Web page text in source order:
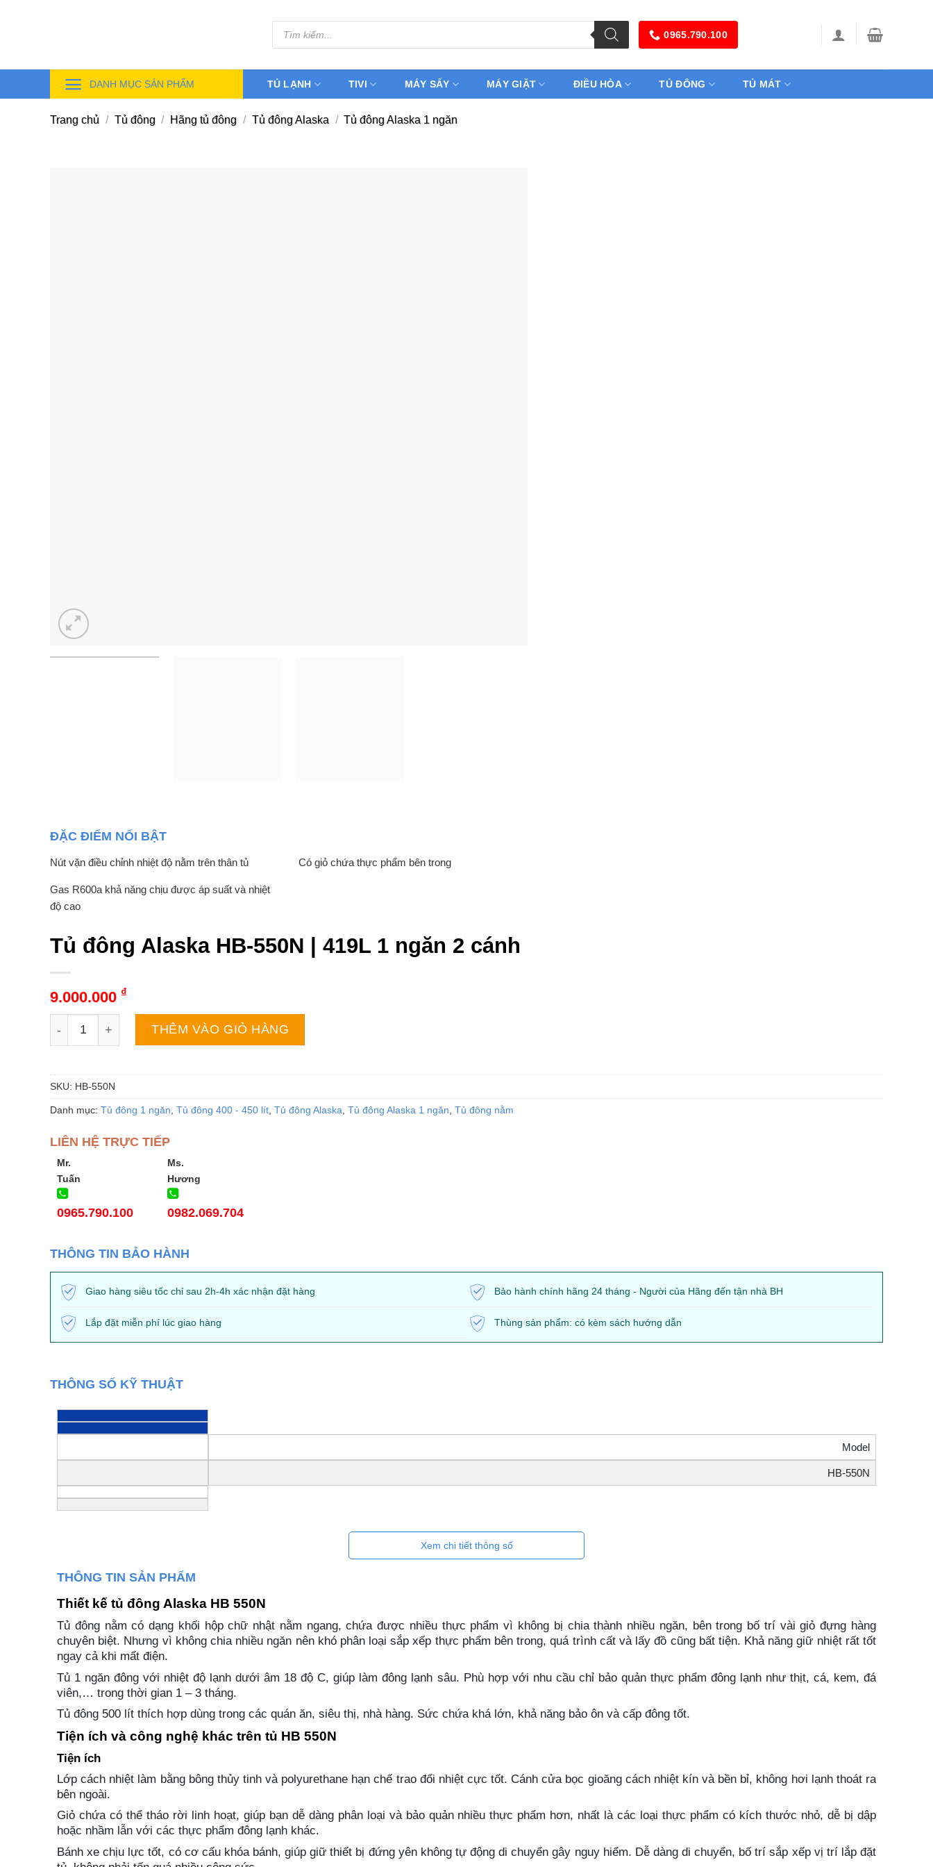
Tìm
kiếm
sản
0965.790.100
DANH MỤC SẢN PHẨM TỦ LẠNH TIVI MÁY SẤY MÁY GIẶT ĐIỀU HÒA TỦ ĐÔNG TỦ MÁT
Trang chủ / Tủ đông / Hãng tủ đông / Tủ đông Alaska / Tủ đông Alaska 1 ngăn
ĐẶC ĐIỂM NỔI BẬT
Nút vặn điều chỉnh nhiệt độ nằm trên thân tủ Có giỏ chứa thực phẩm bên trong
Gas R600a khả năng chịu được áp suất và nhiệt
độ cao
Tủ đông Alaska HB-550N | 419L 1 ngăn 2 cánh
9.000.000 ₫
Tủ đông Alaska HB-550N | 419L 1 ngăn 2 cánh số lượng
THÊM VÀO GIỎ HÀNG
SKU: HB-550N
Danh mục: Tủ đông 1 ngăn Tủ đông 400 - 450 lít Tủ đông Alaska Tủ đông Alaska 1 ngăn Tủ đông nằm
LIÊN HỆ TRỰC TIẾP
Mr.
Tuấn
0965.790.100
Ms.
Hương
0982.069.704
THÔNG TIN BẢO HÀNH
Giao hàng siêu tốc chỉ sau 2h-4h xác nhận đặt hàng Bảo hành chính hãng 24 tháng - Người của Hãng đến tận nhà BH
Lắp đặt miễn phí lúc giao hàng Thùng sản phẩm: có kèm sách hướng dẫn
THÔNG SỐ KỸ THUẬT
Model
HB-550N
Xem chi tiết thông số
THÔNG TIN SẢN PHẨM
Thiết kế tủ đông Alaska HB 550N
Tủ đông nằm có dạng khối hộp chữ nhật nằm ngang, chứa được nhiều thực phẩm vì không bị chia thành nhiều ngăn, bên trong bố trí vài giỏ đựng hàng
chuyên biệt. Nhưng vì không chia nhiều ngăn nên khó phân loại sắp xếp thực phẩm bên trong, quá trình cất và lấy đồ cũng bất tiện. Khả năng giữ nhiệt rất tốt
ngay cả khi mất điện.
Tủ 1 ngăn đông với nhiệt độ lạnh dưới âm 18 độ C, giúp làm đông lạnh sâu. Phù hợp với nhu cầu chỉ bảo quản thực phẩm đông lạnh như thịt, cá, kem, đá
viên,… trong thời gian 1 – 3 tháng.
Tủ đông 500 lít thích hợp dùng trong các quán ăn, siêu thị, nhà hàng. Sức chứa khá lớn, khả năng bảo ôn và cấp đông tốt.
Tiện ích và công nghệ khác trên tủ HB 550N
Tiện ích
Lớp cách nhiệt làm bằng bông thủy tinh và polyurethane hạn chế trao đổi nhiệt cực tốt. Cánh cửa bọc gioăng cách nhiệt kín và bền bỉ, không hơi lạnh thoát ra
bên ngoài.
Giỏ chứa có thể tháo rời linh hoạt, giúp bạn dễ dàng phân loại và bảo quản nhiều thực phẩm hơn, nhất là các loại thực phẩm có kích thước nhỏ, dễ bị dập
hoặc nhầm lẫn với các thực phẩm đông lạnh khác.
Bánh xe chịu lực tốt, có cơ cấu khóa bánh, giúp giữ thiết bị đứng yên không tự động di chuyển gây nguy hiểm. Dễ dàng di chuyển, bố trí sắp xếp vị trí lắp đặt